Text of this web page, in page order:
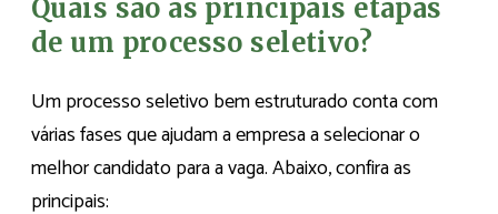
Quais são as principais etapas
de um processo seletivo?
Um processo seletivo bem estruturado conta com
várias fases que ajudam a empresa a selecionar o
melhor candidato para a vaga. Abaixo, confira as
principais: